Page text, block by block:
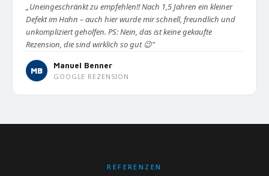
„Uneingeschränkt zu empfehlen!! Nach 1,5 Jahren ein kleiner
Defekt im Hahn – auch hier wurde mir schnell, freundlich und
unkompliziert geholfen. PS: Nein, das ist keine gekaufte
Rezension, die sind wirklich so gut 😉"
MB
Manuel Benner
GOOGLE REZENSION
REFERENZEN